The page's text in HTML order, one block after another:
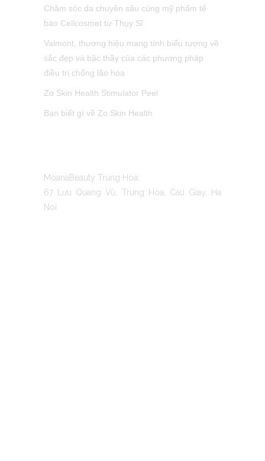
Chăm sóc da chuyên sâu cùng mỹ phẩm tế
bào Cellcosmet từ Thụy Sĩ
Valmont, thương hiệu mang tính biểu tượng về
sắc đẹp và bậc thầy của các phương pháp
điều trị chống lão hóa
Zo Skin Health Stimulator Peel
Bạn biết gì về Zo Skin Health
MoanaBeauty Trung Hòa:
67 Lưu Quang Vũ, Trung Hòa, Cau Giay, Ha
Noi